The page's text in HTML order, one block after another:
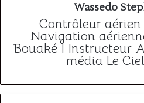
Wassedo
Contrôleur
Navigation
Bouaké | Instructeur
média Le